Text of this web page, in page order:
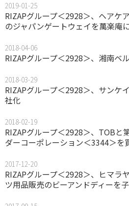
2019-01-25
RIZAPグループ＜2928＞、ヘアケ
のジャパンゲートウェイを萬楽庵
2018-04-06
RIZAPグループ＜2928＞、湘南ベ
2018-03-29
RIZAPグループ＜2928＞、サンケ
社化
2018-02-19
RIZAPグループ＜2928＞、TOBと
ダーコーポレーション＜3344＞を
2017-12-20
RIZAPグループ＜2928＞、ヒマラ
ツ用品販売のビーアンドディーを